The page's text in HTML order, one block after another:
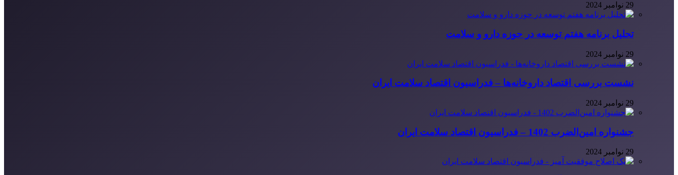
29 نوامبر 2024
تحلیل برنامه هفتم توسعه در حوزه دارو و سلامت
29 نوامبر 2024
نشست بررسی اقتصاد داروخانه‌ها – فدراسیون اقتصاد سلامت ایران
29 نوامبر 2024
جشنواره امین‌الضرب 1402 – فدراسیون اقتصاد سلامت ایران
29 نوامبر 2024